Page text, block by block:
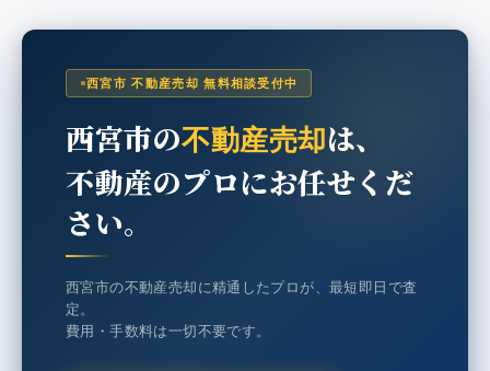
西宮市 不動産売却 無料相談受付中
西宮市の不動産売却は、
不動産のプロにお任せくだ
さい。
西宮市の不動産売却に精通したプロが、最短即日で査
定。
費用・手数料は一切不要です。